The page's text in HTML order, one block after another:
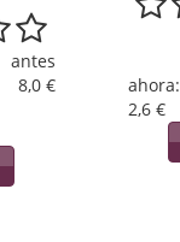
antes
8,0 €
ahora:
2,6 €